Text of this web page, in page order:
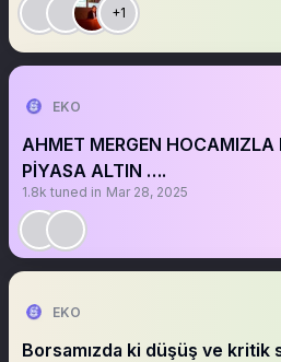
+1
EKO
AHMET MERGEN
PİYASA ALTIN ….
1.8k tuned in Mar 28, 2025
EKO
Borsamızda ki düşüş ve kritik seviyeleri …global